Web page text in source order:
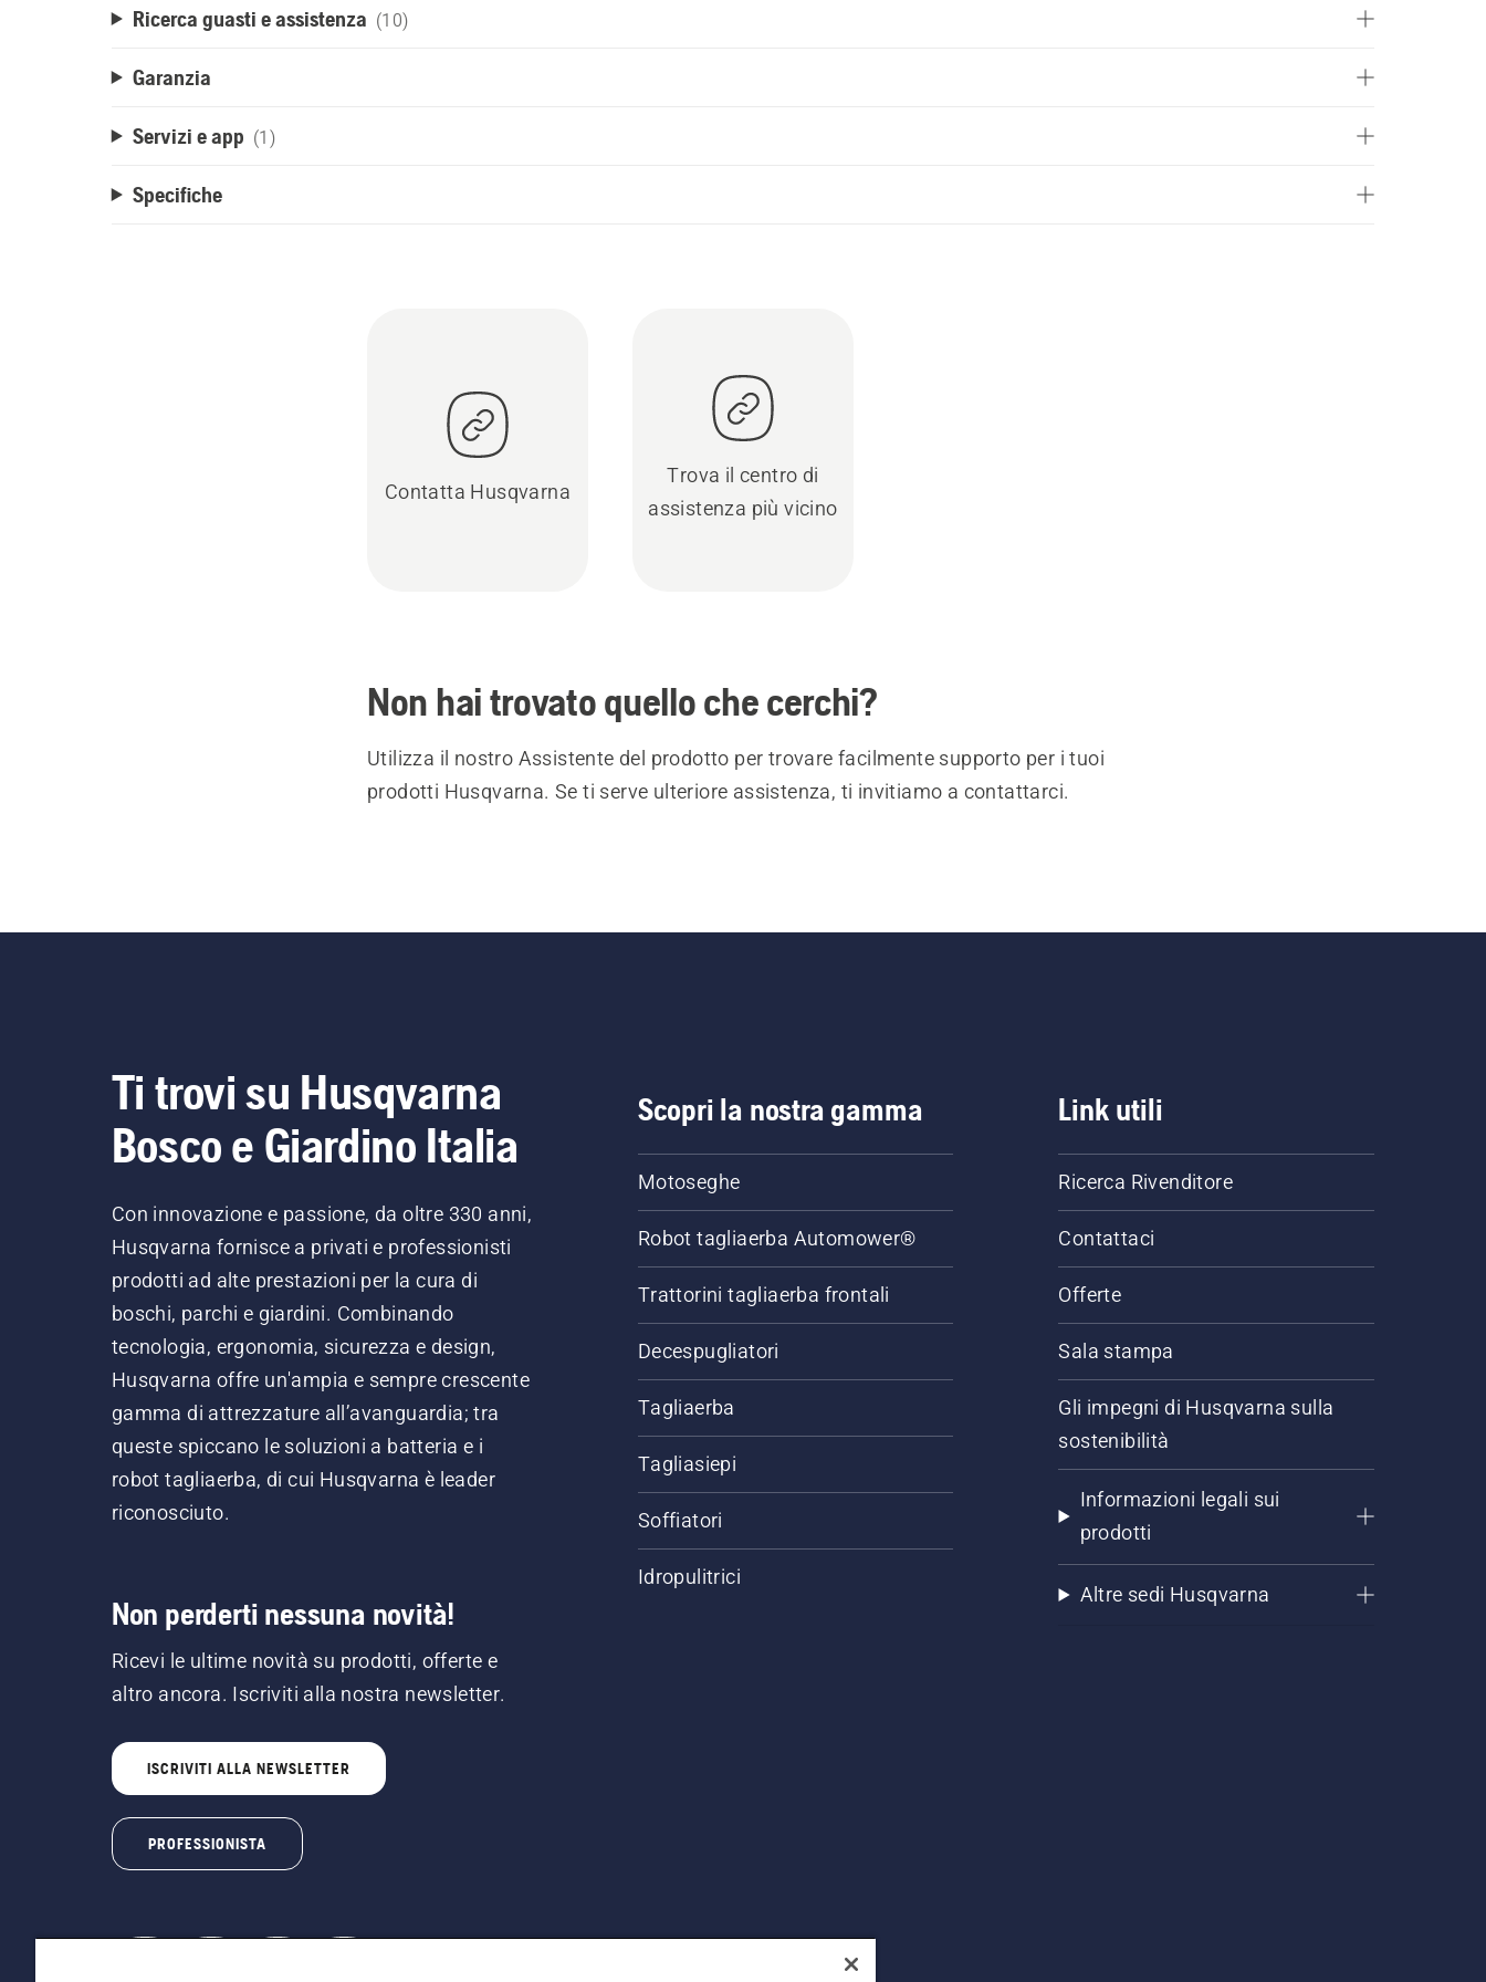
Ricerca guasti e assistenza (10)
Garanzia
Servizi e app (1)
Specifiche
Contatta Husqvarna
Trova il centro di
assistenza più vicino
Non hai trovato quello che cerchi?
Utilizza il nostro Assistente del prodotto per trovare facilmente supporto per i tuoi
prodotti Husqvarna. Se ti serve ulteriore assistenza, ti invitiamo a contattarci.
Ti trovi su Husqvarna
Bosco e Giardino Italia
Con innovazione e passione, da oltre 330 anni,
Husqvarna fornisce a privati e professionisti
prodotti ad alte prestazioni per la cura di
boschi, parchi e giardini. Combinando
tecnologia, ergonomia, sicurezza e design,
Husqvarna offre un'ampia e sempre crescente
gamma di attrezzature all’avanguardia; tra
queste spiccano le soluzioni a batteria e i
robot tagliaerba, di cui Husqvarna è leader
riconosciuto.
Non perderti nessuna novità!
Ricevi le ultime novità su prodotti, offerte e
altro ancora. Iscriviti alla nostra newsletter.
ISCRIVITI ALLA NEWSLETTER
PROFESSIONISTA
Scopri la nostra gamma
Motoseghe
Robot tagliaerba Automower®
Trattorini tagliaerba frontali
Decespugliatori
Tagliaerba
Tagliasiepi
Soffiatori
Idropulitrici
Link utili
Ricerca Rivenditore
Contattaci
Offerte
Sala stampa
Gli impegni di Husqvarna sulla
sostenibilità
Informazioni legali sui
prodotti
Altre sedi Husqvarna